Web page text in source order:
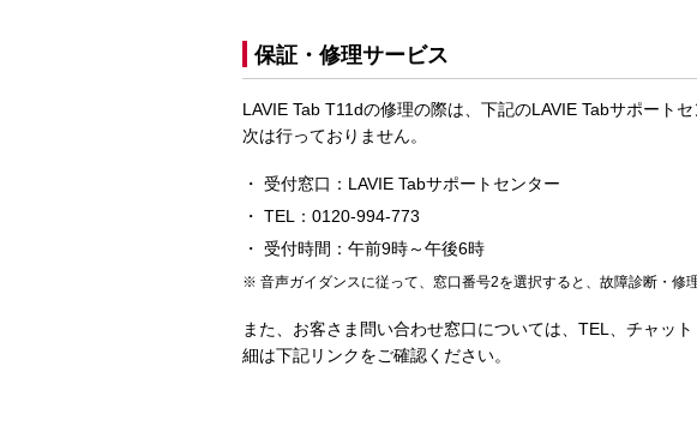
保証・修理サービス
LAVIE Tab T11dの修理の際は、下記のLAVIE Tabサポート
次は行っておりません。
受付窓口：LAVIE Tabサポートセンター
TEL：0120-994-773
受付時間：午前9時～午後6時
音声ガイダンスに従って、窓口番号2を選択すると、故障診断・修
また、お客さま問い合わせ窓口については、TEL、チャッ
細は下記リンクをご確認ください。